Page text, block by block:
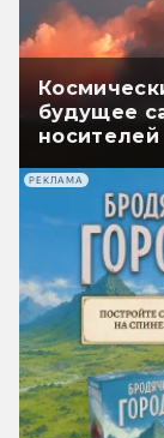
будущее
носителей
РЕКЛАМА